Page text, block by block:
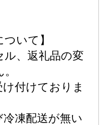
いて】
ル、返礼品の変
け付けておりま
冷凍配送が無い